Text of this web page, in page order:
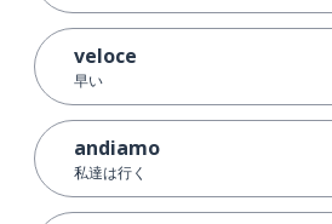
veloce
早い
andiamo
私達は行く